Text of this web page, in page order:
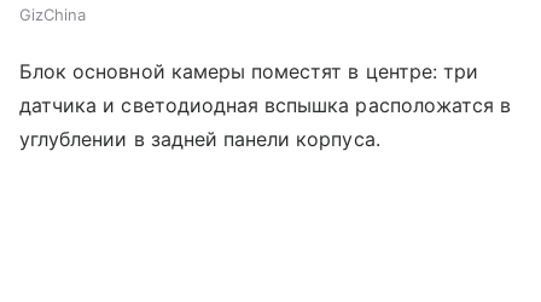
GizChina
Блок основной камеры поместят в центре: три
датчика и светодиодная вспышка расположатся в
углублении в задней панели корпуса.